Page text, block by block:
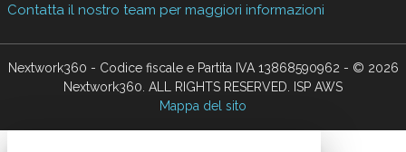
Contatta il nostro team per maggiori informazioni
Nextwork360 - Codice fiscale e Partita IVA 13868590962 - © 2026
Nextwork360. ALL RIGHTS RESERVED. ISP AWS
Mappa del sito